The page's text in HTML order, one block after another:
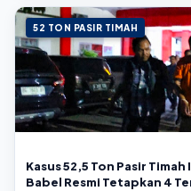
52 TON PASIR TIMAH
Kasus 52,5 Ton Pasir
Babel Resmi Tetapkan 4